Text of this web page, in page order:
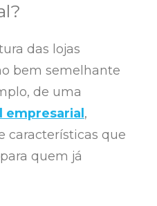
das lojas
bem semelhante
de uma
empresarial ,
características que
quem já